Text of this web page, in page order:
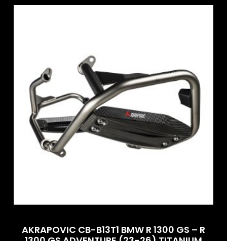
AKRAPOVIC CB-B13T1 BMW R 1300 GS – R